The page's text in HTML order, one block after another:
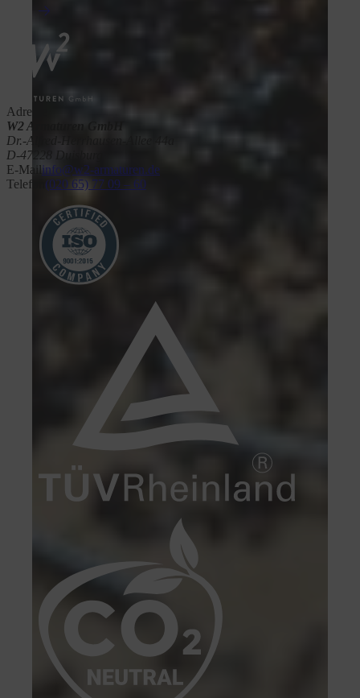
Adresse
W2 Armaturen GmbH
Dr.-Alfred-Herrhausen-Allee 44a
D-47228 Duisburg
E-Mailinfo@w2-armaturen.de
Telefon (020 65) 77 09 – 60